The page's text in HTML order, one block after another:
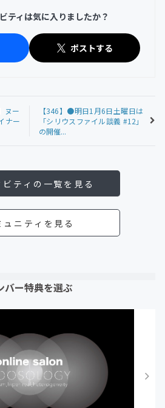
ティは気に入りましたか？
ポストする
ヌー
ナー
【346】●明日1月6日土曜日は
「シリウスファイル談義 #12」
の開催...
ビティの一覧を見る
ュニティを見る
バー特典を選ぶ